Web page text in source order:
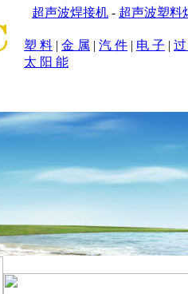
超声波焊接机 - 超声波塑料
塑 料 | 金 属 | 汽 件 | 电 子 |
太 阳 能